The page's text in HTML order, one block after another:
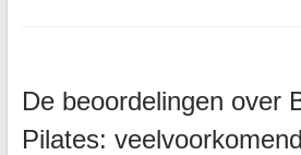
De beoordelingen over
Pilates: